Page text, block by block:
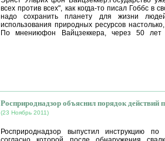
всех против всех", как когда-то писал Гоббс в
надо сохранить планету для жизни
использования природных ресурсов
По мнениюфон Вайцзеккера, через 50 лет
Росприроднадзор объяснил порядок действий
(23 Ноябрь 2011)
Росприроднадзор выпустил инструкцию